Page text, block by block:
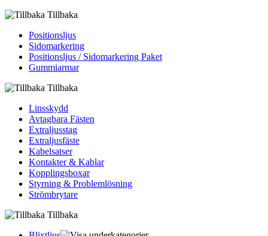
Tillbaka
Positionsljus
Sidomarkering
Positionsljus / Sidomarkering Paket
Gummiarmar
Tillbaka
Linsskydd
Avtagbara Fästen
Extraljusstag
Extraljusfäste
Kabelsatser
Kontakter & Kablar
Kopplingsboxar
Styrning & Problemlösning
Strömbrytare
Tillbaka